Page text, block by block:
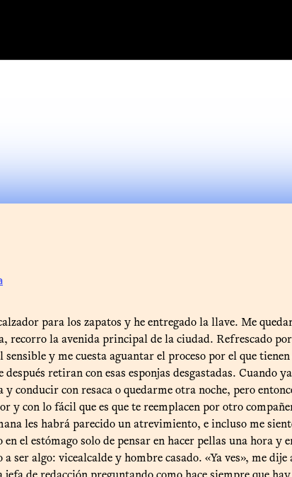
para los zapatos y he entregado la llave. Me
recorro la avenida principal de la ciudad. Refrescado
y me cuesta aguantar el proceso por el que
retiran con esas esponjas desgastadas.
conducir con resaca o quedarme otra noche, pero
con lo fácil que es que te reemplacen por otro
les habrá parecido un atrevimiento, e incluso me
el estómago solo de pensar en hacer pellas una hora
ser algo: vicealcalde y hombre casado. «Ya ves», me